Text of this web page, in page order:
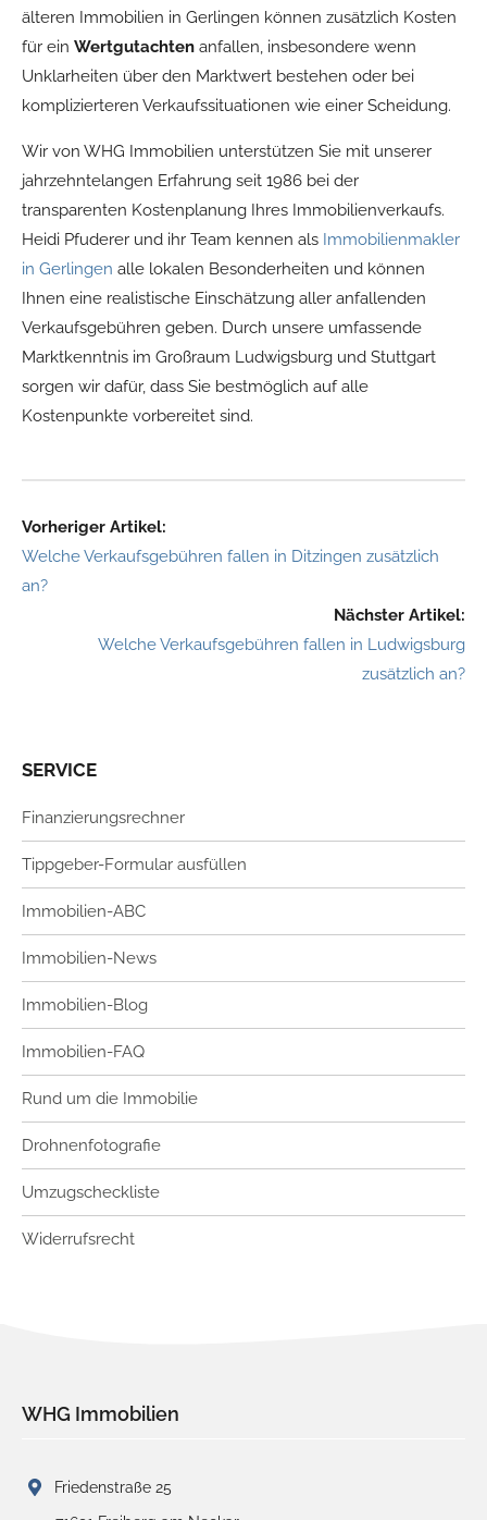
älteren Immobilien in Gerlingen können zusätzlich Kosten
für ein Wertgutachten anfallen, insbesondere wenn
Unklarheiten über den Marktwert bestehen oder bei
komplizierteren Verkaufssituationen wie einer Scheidung.
Wir von WHG Immobilien unterstützen Sie mit unserer
jahrzehntelangen Erfahrung seit 1986 bei der
transparenten Kostenplanung Ihres Immobilienverkaufs.
Heidi Pfuderer und ihr Team kennen als Immobilienmakler
in Gerlingen alle lokalen Besonderheiten und können
Ihnen eine realistische Einschätzung aller anfallenden
Verkaufsgebühren geben. Durch unsere umfassende
Marktkenntnis im Großraum Ludwigsburg und Stuttgart
sorgen wir dafür, dass Sie bestmöglich auf alle
Kostenpunkte vorbereitet sind.
Vorheriger Artikel:
Welche Verkaufsgebühren fallen in Ditzingen zusätzlich
an?
Nächster Artikel:
Welche Verkaufsgebühren fallen in Ludwigsburg
zusätzlich an?
SERVICE
Finanzierungsrechner
Tippgeber-Formular ausfüllen
Immobilien-ABC
Immobilien-News
Immobilien-Blog
Immobilien-FAQ
Rund um die Immobilie
Drohnenfotografie
Umzugscheckliste
Widerrufsrecht
WHG Immobilien
Friedenstraße 25